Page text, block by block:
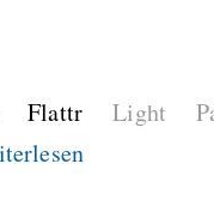
Flattr Light